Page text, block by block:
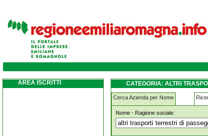
altri-trasporti-terrestri-di-passeggeri
AREA ISCRITTI CATEGORIA: ALTRI
Cerca Azienda per Nome
Nome - Ragione sociale:
altri-trasporti-terrestri-di-